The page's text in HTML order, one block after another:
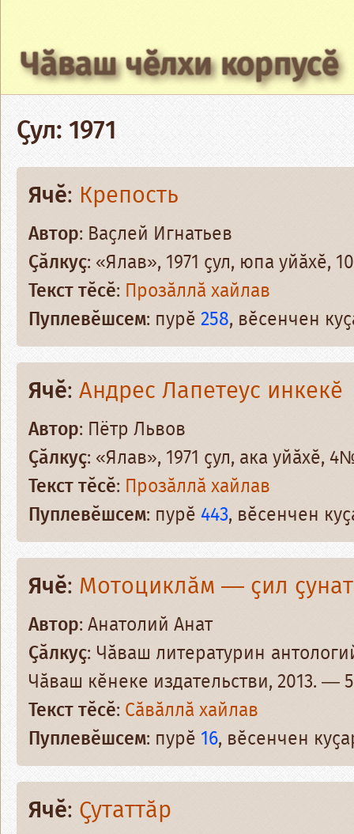
Чӑваш чӗлхи корпусӗ
Ҫул: 1971
Ячӗ: Крепость
Автор: Ваҫлей Игнатьев
Ҫӑлкуҫ: «Ялав», 1971 ҫул, юпа уйӑхӗ,
Текст тӗсӗ: Прозӑллӑ хайлав
Пуплевӗшсем: пурӗ258, вӗсенчен
Ячӗ: Андрес Лапетеус инкекӗ
Автор: Пётр Львов
Ҫӑлкуҫ: «Ялав», 1971 ҫул, ака уйӑхӗ,
Текст тӗсӗ: Прозӑллӑ хайлав
Пуплевӗшсем: пурӗ443, вӗсенчен
Ячӗ: Мотоциклӑм — ҫил ҫунат
Автор: Анатолий Анат
Ҫӑлкуҫ: Чӑваш литературин
Чӑваш кӗнеке издательстви, 2013. —
Текст тӗсӗ: Сӑвӑллӑ хайлав
Пуплевӗшсем: пурӗ 16, вӗсенчен
Ячӗ: Ҫутаттӑр